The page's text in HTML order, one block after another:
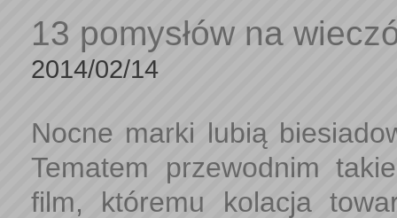
13 pomysłów na
2014/02/14
Nocne marki lubią
Tematem przewodnim
film, któremu kolacja